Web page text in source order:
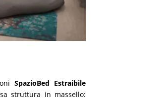
SpazioBed Estraibile
struttura in massello: